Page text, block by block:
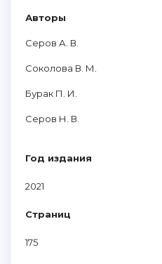
Авторы
Серов А. В.
Соколова В. М.
Бурак П. И.
Серов Н. В.
Год издания
2021
Страниц
175